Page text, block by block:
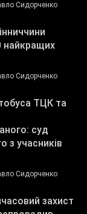
Сидорченко
найкращих
Сидорченко
ТЦК та
суд
з учасників
Сидорченко
захист